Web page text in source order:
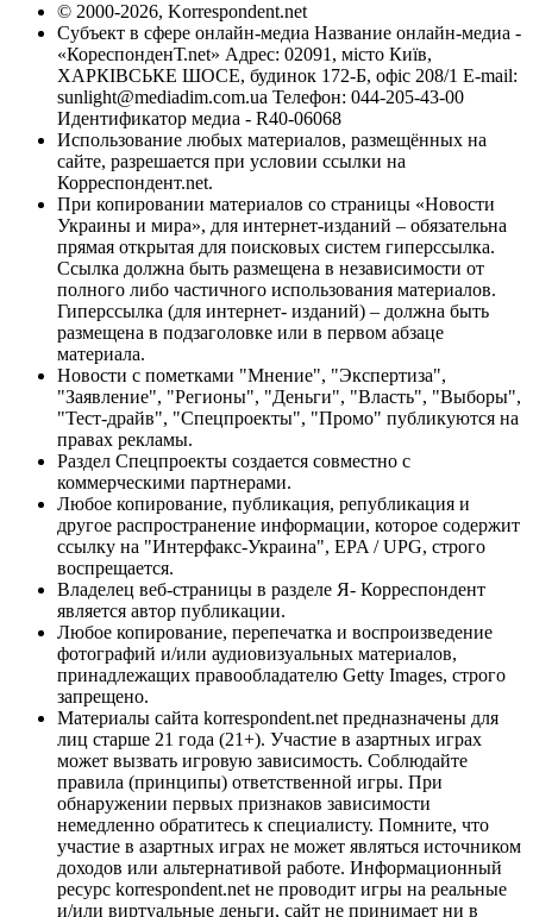
© 2000-2026, Korrespondent.net
Субъект в сфере онлайн-медиа Название онлайн-медиа -
«КореспонденТ.net» Адрес: 02091, місто Київ,
ХАРКІВСЬКЕ ШОСЕ, будинок 172-Б, офіс 208/1 E-mail:
sunlight@mediadim.com.ua Телефон: 044-205-43-00
Идентификатор медиа - R40-06068
Использование любых материалов, размещённых на
сайте, разрешается при условии ссылки на
Корреспондент.net.
При копировании материалов со страницы «Новости
Украины и мира», для интернет-изданий – обязательна
прямая открытая для поисковых систем гиперссылка.
Ссылка должна быть размещена в независимости от
полного либо частичного использования материалов.
Гиперссылка (для интернет- изданий) – должна быть
размещена в подзаголовке или в первом абзаце
материала.
Новости с пометками "Мнение", "Экспертиза",
"Заявление", "Регионы", "Деньги", "Власть", "Выборы",
"Тест-драйв", "Спецпроекты", "Промо" публикуются на
правах рекламы.
Раздел Спецпроекты создается совместно с
коммерческими партнерами.
Любое копирование, публикация, републикация и
другое распространение информации, которое содержит
ссылку на "Интерфакс-Украина", EPA / UPG, строго
воспрещается.
Владелец веб-страницы в разделе Я- Корреспондент
является автор публикации.
Любое копирование, перепечатка и воспроизведение
фотографий и/или аудиовизуальных материалов,
принадлежащих правообладателю Getty Images, строго
запрещено.
Материалы сайта korrespondent.net предназначены для
лиц старше 21 года (21+). Участие в азартных играх
может вызвать игровую зависимость. Соблюдайте
правила (принципы) ответственной игры. При
обнаружении первых признаков зависимости
немедленно обратитесь к специалисту. Помните, что
участие в азартных играх не может являться источником
доходов или альтернативой работе. Информационный
ресурс korrespondent.net не проводит игры на реальные
и/или виртуальные деньги, сайт не принимает ни в